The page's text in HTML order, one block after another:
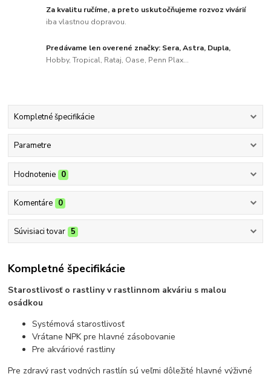
Za kvalitu ručíme, a preto uskutočňujeme rozvoz vivárií
iba vlastnou dopravou.
Predávame len overené značky: Sera, Astra, Dupla,
Hobby, Tropical, Rataj, Oase, Penn Plax...
Kompletné špecifikácie
Parametre
Hodnotenie 0
Komentáre 0
Súvisiaci tovar 5
Kompletné špecifikácie
Starostlivosť o rastliny v rastlinnom akváriu s malou
osádkou
Systémová starostlivosť
Vrátane NPK pre hlavné zásobovanie
Pre akváriové rastliny
Pre zdravý rast vodných rastlín sú veľmi dôležité hlavné výživné